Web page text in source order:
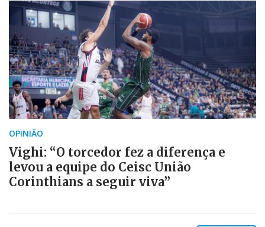
OPINIÃO
Vighi: “O torcedor fez a diferença e
levou a equipe do Ceisc União
Corinthians a seguir viva”